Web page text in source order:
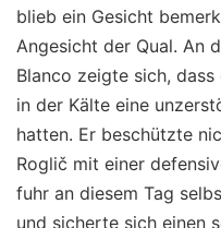
blieb ein Gesicht
Angesicht der Qual. An
Blanco zeigte sich,
in der Kälte eine
hatten. Er beschützte
Roglič mit einer
fuhr an diesem Tag
und sicherte sich einen